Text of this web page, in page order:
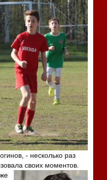
- несколько раз
своих моментов.